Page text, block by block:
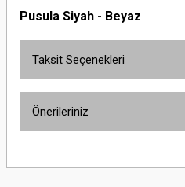
Pusula Siyah - Beyaz
Taksit Seçenekleri
Önerileriniz
yetersiz gördüğünüz noktaları öneri